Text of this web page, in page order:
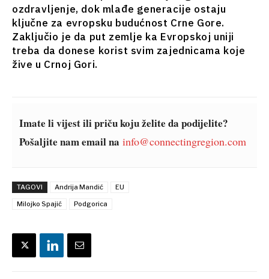
Western
Balkans
2030
O nama Kontakt Oglašavanje Pretplata
ozdravljenje, dok mlađe generacije ostaju
ključne za evropsku budućnost Crne Gore.
Zaključio je da put zemlje ka Evropskoj uniji
treba da donese korist svim zajednicama koje
žive u Crnoj Gori.
Imate li vijest ili priču koju želite da podijelite?
Pošaljite nam email na info@connectingregion.com
TAGOVI Andrija Mandić
EU
Milojko Spajić
Podgorica